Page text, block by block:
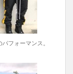
フォーマンス。